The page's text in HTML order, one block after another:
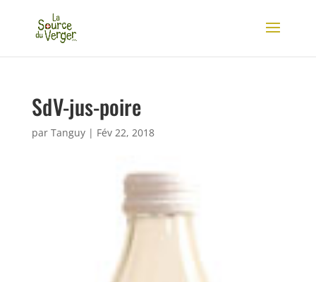
SdV-jus-poire
par Tanguy| Fév 22, 2018